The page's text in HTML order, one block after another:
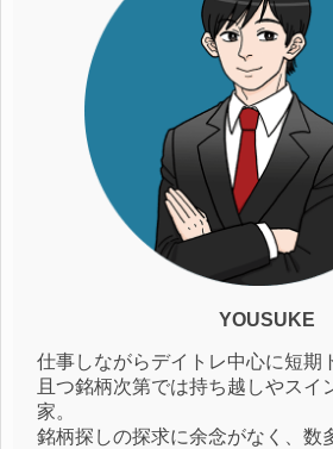
YOUSUKE
仕事しながらデイトレ中心に短期
且つ銘柄次第では持ち越しやスイ
家。
銘柄探しの探求に余念がなく、数